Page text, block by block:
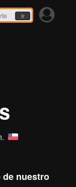
Ir
de nuestro